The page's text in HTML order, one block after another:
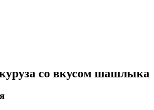
со вкусом шашлыка